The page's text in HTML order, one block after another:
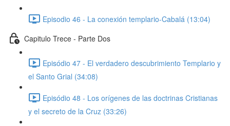
Episodio 46 - La conexión templario-Cabalá (13:04)
Capitulo Trece - Parte Dos
Episódio 47 - El verdadero descubrimiento Templario y
el Santo Grial (34:08)
Episódio 48 - Los orígenes de las doctrinas Cristianas
y el secreto de la Cruz (33:26)